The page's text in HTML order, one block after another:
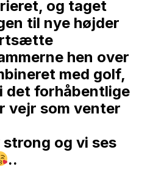
og taget
til nye højder
hen over
med golf,
det forhåbentlige
vejr som venter
strong og vi ses
..